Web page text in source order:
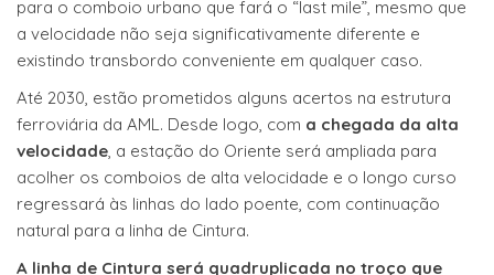
para o comboio urbano que fará o “last mile”, mesmo que
a velocidade não seja significativamente diferente e
existindo transbordo conveniente em qualquer caso.
Até 2030, estão prometidos alguns acertos na estrutura
ferroviária da AML. Desde logo, com a chegada da alta
velocidade , a estação do Oriente será ampliada para
acolher os comboios de alta velocidade e o longo curso
regressará às linhas do lado poente, com continuação
natural para a linha de Cintura.
A linha de Cintura será quadruplicada no troço que